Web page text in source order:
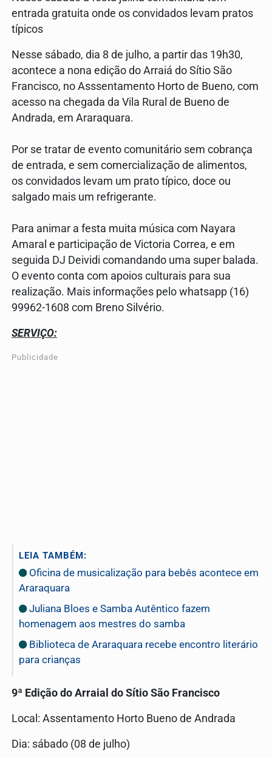
entrada gratuita onde os convidados levam pratos
típicos
Nesse sábado, dia 8 de julho, a partir das 19h30,
acontece a nona edição do Arraiá do Sítio São
Francisco, no Asssentamento Horto de Bueno, com
acesso na chegada da Vila Rural de Bueno de
Andrada, em Araraquara.
Por se tratar de evento comunitário sem cobrança
de entrada, e sem comercialização de alimentos,
os convidados levam um prato típico, doce ou
salgado mais um refrigerante.
Para animar a festa muita música com Nayara
Amaral e participação de Victoria Correa, e em
seguida DJ Deividi comandando uma super balada.
O evento conta com apoios culturais para sua
realização. Mais informações pelo whatsapp (16)
99962-1608 com Breno Silvério.
SERVIÇO:
Publicidade
LEIA TAMBÉM:
Oficina de musicalização para bebês acontece em
Araraquara
Juliana Bloes e Samba Autêntico fazem
homenagem aos mestres do samba
Biblioteca de Araraquara recebe encontro literário
para crianças
9ª Edição do Arraial do Sítio São Francisco
Local: Assentamento Horto Bueno de Andrada
Dia: sábado (08 de julho)